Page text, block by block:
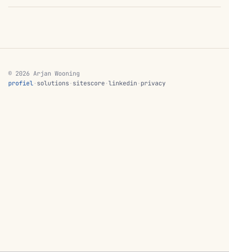
© 2026 Arjan Wooning
profiel·solutions·sitescore·linkedin ·privacy